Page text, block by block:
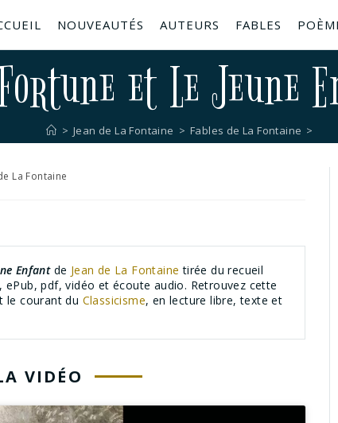
NOUVEAUTÉS AUTEURS FABLES
et Le Jeune
> Jean de La Fontaine > Fables de La Fontaine >
La Fontaine
Enfantde Jean de La Fontaine tirée du recueil
ePub, pdf, vidéo et écoute audio. Retrouvez cette
le courant du Classicisme, en lecture libre, texte et
VIDÉO